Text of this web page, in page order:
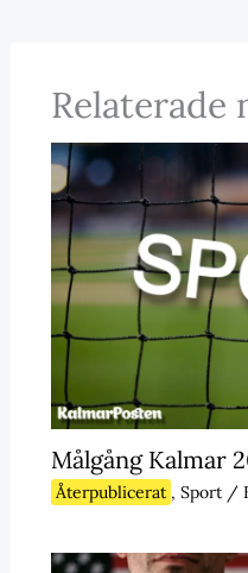
Relaterade
Målgång Kalmar
Återpublicerat , Sport/